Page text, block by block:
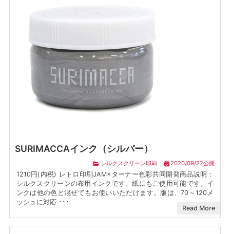
SURIMACCAインク（シルバー）
シルクスクリーン印刷 2020/09/22公開
1210円(内税) レトロ印刷JAM×ターナー色彩共同開発商品説明：
シルクスクリーンの布用インクです。紙にもご使用可能です。イ
ンクは他の色と混ぜてもお使いいただけます。版は、70～120メ
ッシュに対応 ･･･
Read More